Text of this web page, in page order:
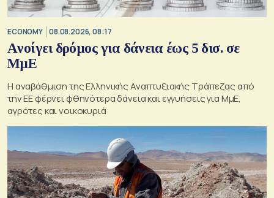
ECONOMY 08.08.2026, 08:17
Aνοίγει δρόμος για δάνεια έως 5 δισ. σε
ΜμΕ
Η αναβάθμιση της Ελληνικής Αναπτυξιακής Τράπεζας από
την ΕΕ φέρνει φθηνότερα δάνεια και εγγυήσεις για ΜμΕ,
αγρότες και νοικοκυριά